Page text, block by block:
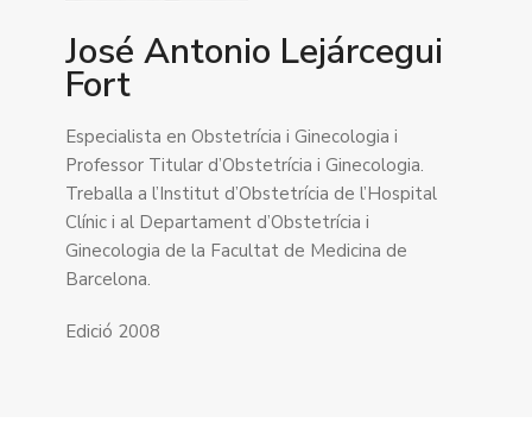
José Antonio Lejárcegui
Fort
Especialista en Obstetrícia i Ginecologia i
Professor Titular d’Obstetrícia i Ginecologia.
Treballa a l’Institut d’Obstetrícia de l’Hospital
Clínic i al Departament d’Obstetrícia i
Ginecologia de la Facultat de Medicina de
Barcelona.
Edició 2008